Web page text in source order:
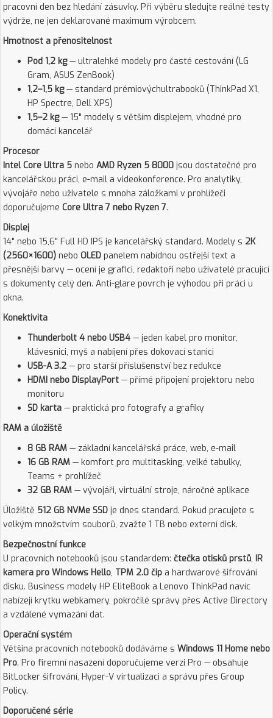
pracovní den bez hledání zásuvky. Při výběru sledujte reálné testy
výdrže, ne jen deklarované maximum výrobcem.
Hmotnost a přenositelnost
Pod 1,2 kg— ultralehké modely pro časté cestování (LG
Gram, ASUS ZenBook)
1,2–1,5 kg— standard prémiovýchultrabooků (ThinkPad X1,
HP Spectre, Dell XPS)
1,5–2 kg— 15" modely s větším displejem, vhodné pro
domácí kancelář
Procesor
Intel Core Ultra 5 nebo AMD Ryzen 5 8000 jsou dostatečné pro
kancelářskou práci, e-mail a videokonference. Pro analytiky,
vývojáře nebo uživatele s mnoha záložkami v prohlížeči
doporučujeme Core Ultra 7 nebo Ryzen 7.
Displej
14" nebo 15,6" Full HD IPS je kancelářský standard. Modely s 2K
(2560×1600) nebo OLED panelem nabídnou ostřejší text a
přesnější barvy — ocení je grafici, redaktoři nebo uživatelé pracující
s dokumenty celý den. Anti-glare povrch je výhodou při práci u
okna.
Konektivita
Thunderbolt 4 nebo USB4 — jeden kabel pro monitor,
klávesnici, myš a nabíjení přes dokovací stanici
USB-A 3.2 — pro starší příslušenství bez redukce
HDMI nebo DisplayPort — přímé připojení projektoru nebo
monitoru
SD karta — praktická pro fotografy a grafiky
RAM a úložiště
8 GB RAM — základní kancelářská práce, web, e-mail
16 GB RAM — komfort pro multitasking, velké tabulky,
Teams + prohlížeč
32 GB RAM — vývojáři, virtuální stroje, náročné aplikace
Úložiště 512 GB NVMe SSD je dnes standard. Pokud pracujete s
velkým množstvím souborů, zvažte 1 TB nebo externí disk.
Bezpečnostní funkce
U pracovních notebooků jsou standardem: čtečka otisků prstů, IR
kamera pro Windows Hello, TPM 2.0 čip a hardwarové šifrování
disku. Business modely HP EliteBook a Lenovo ThinkPad navíc
nabízejí krytku webkamery, pokročilé správy přes Active Directory
a vzdálené vymazání dat.
Operační systém
Většina pracovních notebooků dodáváme s Windows 11 Home nebo
Pro. Pro firemní nasazení doporučujeme verzi Pro — obsahuje
BitLocker šifrování, Hyper-V virtualizaci a správu přes Group
Policy.
Doporučené série